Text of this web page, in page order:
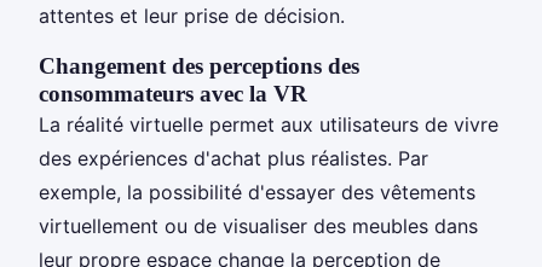
attentes et leur prise de décision.
Changement des perceptions des
consommateurs avec la VR
La réalité virtuelle permet aux utilisateurs de vivre
des expériences d'achat plus réalistes. Par
exemple, la possibilité d'essayer des vêtements
virtuellement ou de visualiser des meubles dans
leur propre espace change la perception de